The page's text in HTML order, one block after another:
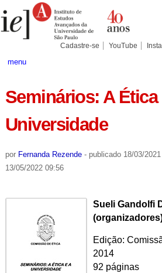
para
conteúdo.
Pessoais
Cadastre-se YouTube
menu
Seminários: A Ética
Universidade
por Fernanda Rezende - publicado18/03/2021
13/05/2022 09:56
Sueli Gandolfi
Edição:
2014
92 páginas